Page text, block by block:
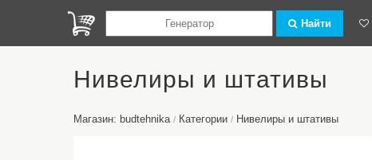
Найти
Нивелиры и штативы
Магазин: budtehnika / Категории / Нивелиры и штативы